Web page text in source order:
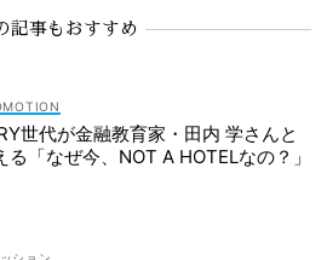
記事もおすすめ
世代が金融教育家・田内 学さんと
る「なぜ今、NOT A HOTELなの？」